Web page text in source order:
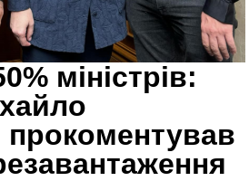
міністрів:
прокоментував